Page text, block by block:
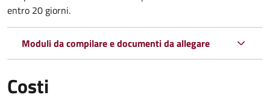
entro 20 giorni.
Moduli da compilare e documenti da allegare
Costi